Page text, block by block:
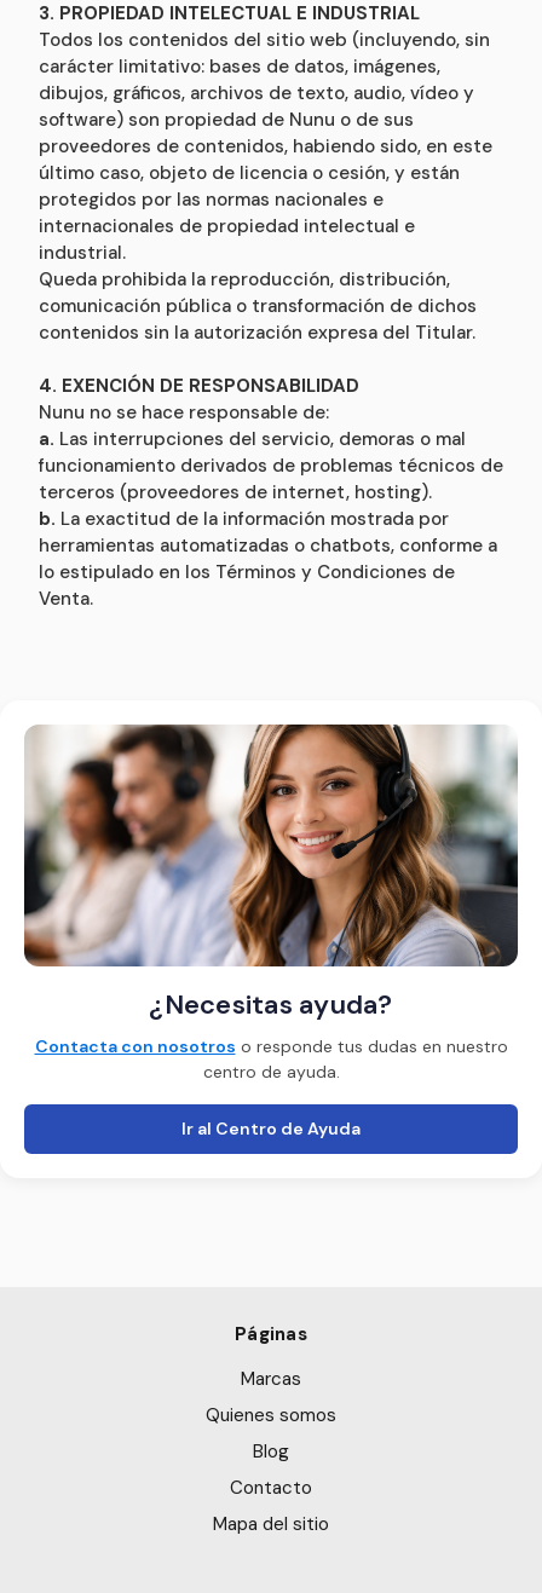
3. PROPIEDAD INTELECTUAL E INDUSTRIAL
Todos los contenidos del sitio web (incluyendo, sin
carácter limitativo: bases de datos, imágenes,
dibujos, gráficos, archivos de texto, audio, vídeo y
software) son propiedad de Nunu o de sus
proveedores de contenidos, habiendo sido, en este
último caso, objeto de licencia o cesión, y están
protegidos por las normas nacionales e
internacionales de propiedad intelectual e
industrial.
Queda prohibida la reproducción, distribución,
comunicación pública o transformación de dichos
contenidos sin la autorización expresa del Titular.
4. EXENCIÓN DE RESPONSABILIDAD
Nunu no se hace responsable de:
a. Las interrupciones del servicio, demoras o mal
funcionamiento derivados de problemas técnicos de
terceros (proveedores de internet, hosting).
b. La exactitud de la información mostrada por
herramientas automatizadas o chatbots, conforme a
lo estipulado en los Términos y Condiciones de
Venta.
¿Necesitas ayuda?
Contacta con nosotros o responde tus dudas en nuestro
centro de ayuda.
Ir al Centro de Ayuda
Páginas
Marcas
Quienes somos
Blog
Contacto
Mapa del sitio